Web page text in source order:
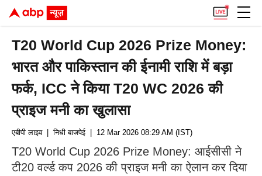
T20 World Cup 2026 Prize Money:
भारत और पाकिस्तान की ईनामी राशि में बड़ा
फर्क, ICC ने किया T20 WC 2026 की
प्राइज मनी का खुलासा
एबीपी लाइव| निधी बाजपेई| 12 Mar 2026 08:29 AM (IST)
T20 World Cup 2026 Prize Money: आईसीसी ने
टी20 वर्ल्ड कप 2026 की प्राइज मनी का ऐलान कर दिया